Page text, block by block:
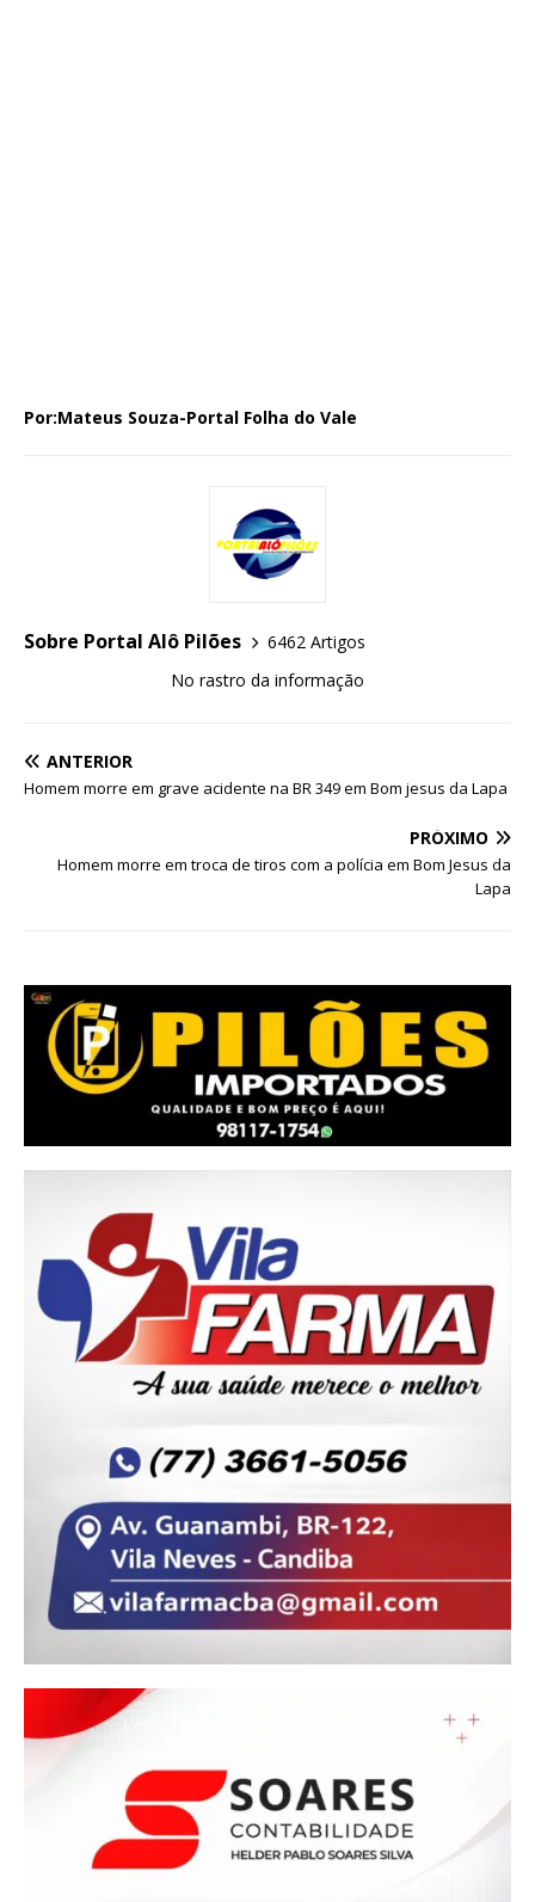
Por:Mateus Souza-Portal Folha do Vale
Sobre Portal Alô Pilões
6462 Artigos
No rastro da informação
ANTERIOR
Homem morre em grave acidente na BR 349 em Bom jesus da Lapa
PRÓXIMO
Homem morre em troca de tiros com a polícia em Bom Jesus da
Lapa